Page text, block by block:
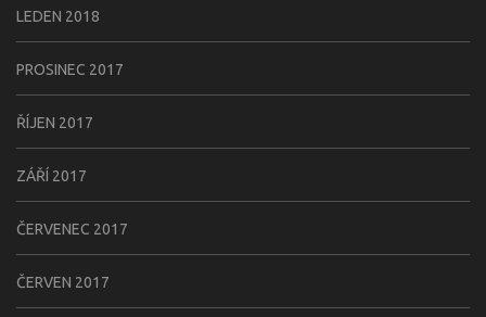
LEDEN 2018
PROSINEC 2017
ŘÍJEN 2017
ZÁŘÍ 2017
ČERVENEC 2017
ČERVEN 2017